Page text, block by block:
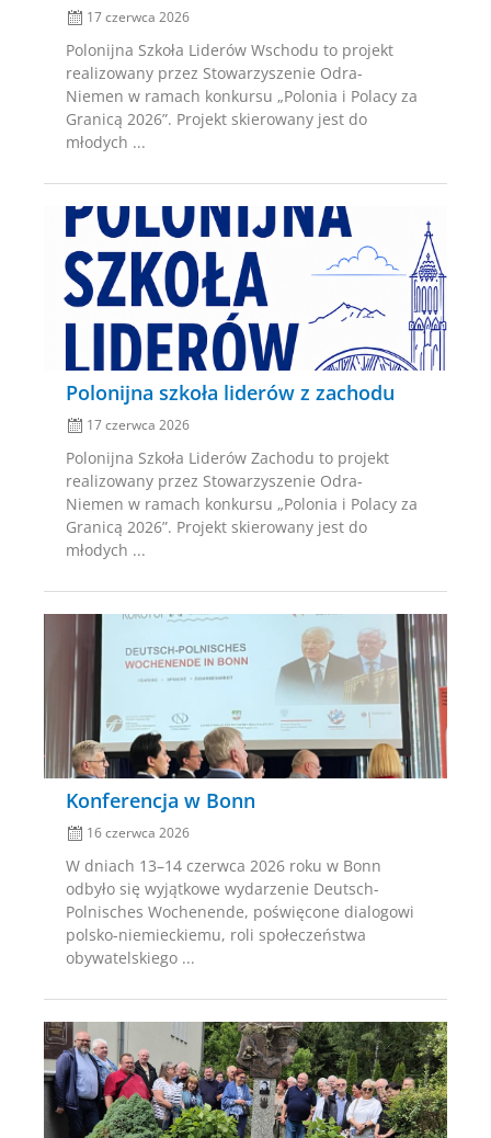
17 czerwca 2026
Polonijna Szkoła Liderów Wschodu to projekt
realizowany przez Stowarzyszenie Odra-
Niemen w ramach konkursu „Polonia i Polacy za
Granicą 2026”. Projekt skierowany jest do
młodych ...
Polonijna szkoła liderów z zachodu
Posted
on
17 czerwca 2026
Polonijna Szkoła Liderów Zachodu to projekt
realizowany przez Stowarzyszenie Odra-
Niemen w ramach konkursu „Polonia i Polacy za
Granicą 2026”. Projekt skierowany jest do
młodych ...
Konferencja w Bonn
Posted
on
16 czerwca 2026
W dniach 13–14 czerwca 2026 roku w Bonn
odbyło się wyjątkowe wydarzenie Deutsch-
Polnisches Wochenende, poświęcone dialogowi
polsko-niemieckiemu, roli społeczeństwa
obywatelskiego ...
Posted
on